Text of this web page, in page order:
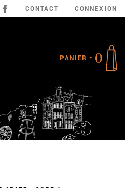
CONTACT CONNEXION
PANIER 0